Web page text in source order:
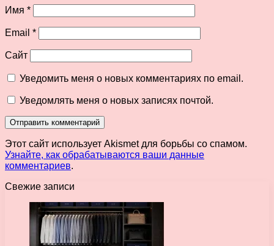
Имя *
Email *
Сайт
Уведомить меня о новых комментариях по email.
Уведомлять меня о новых записях почтой.
Этот сайт использует Akismet для борьбы со спамом.
Узнайте, как обрабатываются ваши данные
комментариев.
Свежие записи